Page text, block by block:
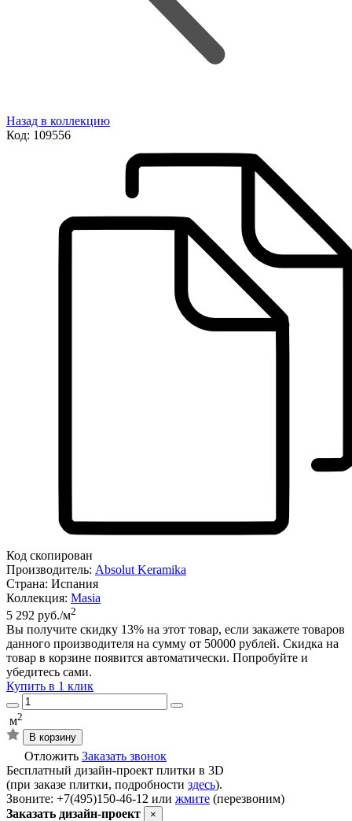
Назад в коллекцию
Код: 109556
Код скопирован
Производитель: Absolut Keramika
Страна: Испания
Коллекция: Masia
5 292 руб./м2
Вы получите скидку 13% на этот товар, если закажете товаров
данного производителя на сумму от 50000 рублей. Скидка на
товар в корзине появится автоматически. Попробуйте и
убедитесь сами.
Купить в 1 клик
м2
В корзину
Отложить Заказать звонок
Бесплатный дизайн-проект плитки в 3D
(при заказе плитки, подробности здесь).
Звоните: +7(495)150-46-12 или жмите (перезвоним)
Заказать дизайн-проект
×